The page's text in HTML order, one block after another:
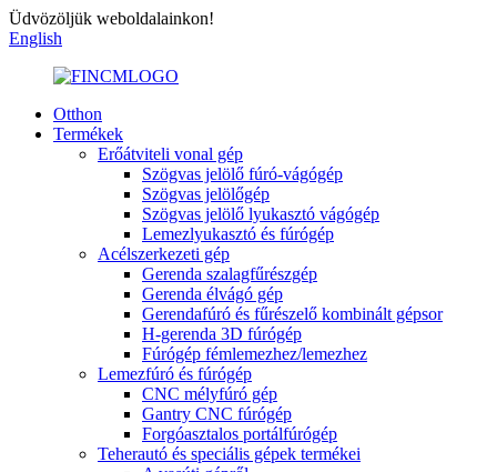
Üdvözöljük weboldalainkon!
English
Otthon
Termékek
Erőátviteli vonal gép
Szögvas jelölő fúró-vágógép
Szögvas jelölőgép
Szögvas jelölő lyukasztó vágógép
Lemezlyukasztó és fúrógép
Acélszerkezeti gép
Gerenda szalagfűrészgép
Gerenda élvágó gép
Gerendafúró és fűrészelő kombinált gépsor
H-gerenda 3D fúrógép
Fúrógép fémlemezhez/lemezhez
Lemezfúró és fúrógép
CNC mélyfúró gép
Gantry CNC fúrógép
Forgóasztalos portálfúrógép
Teherautó és speciális gépek termékei